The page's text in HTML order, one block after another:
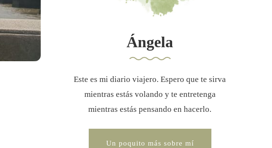
Ángela
Este es mi diario viajero. Espero que te sirva
mientras estás volando y te entretenga
mientras estás pensando en hacerlo.
Un poquito más sobre mí